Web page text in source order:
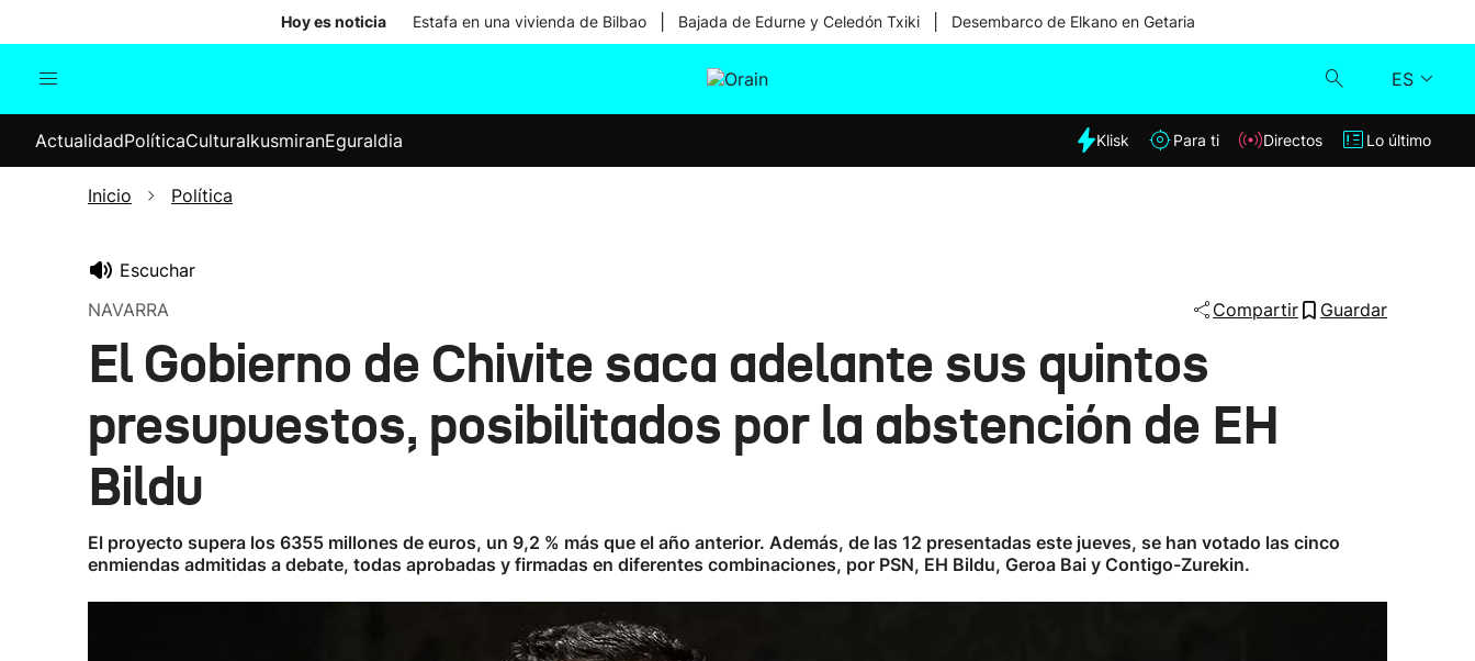
Hoy es noticia Estafa en una vivienda de Bilbao Bajada de Edurne y Celedón Txiki Desembarco de Elkano en Getaria
ES
Internacional
Elecciones
Klisk
ActualidadPolíticaCulturaIkusmiranEguraldia Klisk Para ti Directos Lo último
Inicio Política
Escuchar
NAVARRA
Compartir Guardar
El Gobierno de Chivite saca adelante sus quintos
presupuestos, posibilitados por la abstención de EH
Bildu
El proyecto supera los 6355 millones de euros, un 9,2 % más que el año anterior. Además, de las 12 presentadas este jueves, se han votado las cinco
enmiendas admitidas a debate, todas aprobadas y firmadas en diferentes combinaciones, por PSN, EH Bildu, Geroa Bai y Contigo-Zurekin.